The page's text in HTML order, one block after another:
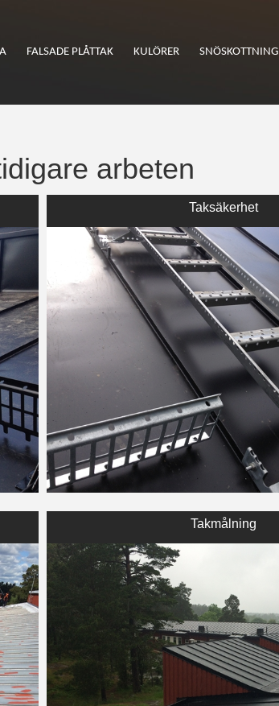
FALSADE PLÅTTAK KULÖRER SNÖSKOTTNING
arbeten
Taksäkerhet
Takmålning